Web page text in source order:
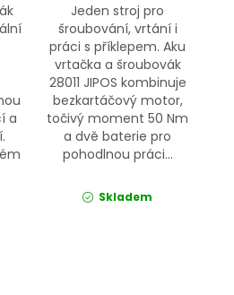
a
Jeden stroj pro
šroubování, vrtání i
práci s příklepem. Aku
vrtačka a šroubovák
28011 JIPOS kombinuje
bezkartáčový motor,
točivý moment 50 Nm
a dvě baterie pro
pohodlnou práci...
Skladem